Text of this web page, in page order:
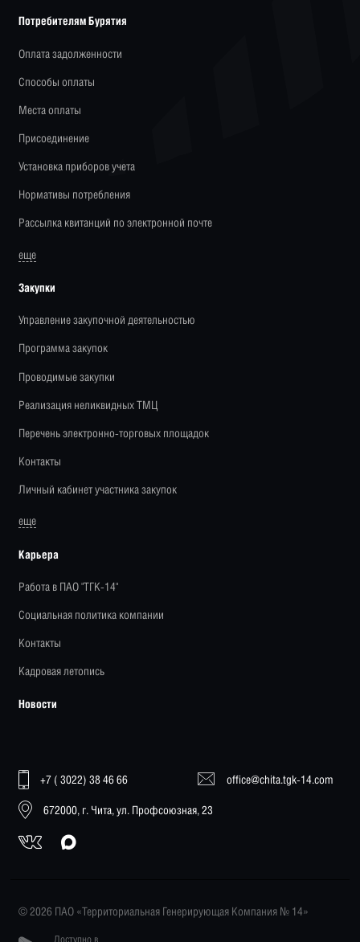
Потребителям Бурятия
Оплата задолженности
Способы оплаты
Места оплаты
Присоединение
Установка приборов учета
Нормативы потребления
Рассылка квитанций по электронной почте
еще
Закупки
Управление закупочной деятельностью
Программа закупок
Проводимые закупки
Реализация неликвидных ТМЦ
Перечень электронно-торговых площадок
Контакты
Личный кабинет участника закупок
еще
Карьера
Работа в ПАО "ТГК-14"
Социальная политика компании
Контакты
Кадровая летопись
Новости
+7 ( 3022) 38 46 66 office@chita.tgk-14.com
672000, г. Чита, ул. Профсоюзная, 23
© 2026 ПАО «Территориальная Генерирующая Компания № 14»
Доступно в